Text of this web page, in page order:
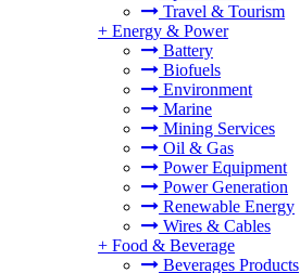
Travel & Tourism
+ Energy & Power
Battery
Biofuels
Environment
Marine
Mining Services
Oil & Gas
Power Equipment
Power Generation
Renewable Energy
Wires & Cables
+ Food & Beverage
Beverages Products